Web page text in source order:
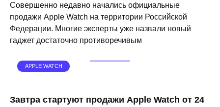
Совершенно недавно начались официальные
продажи Apple Watch на территории Российской
Федерации. Многие эксперты уже назвали новый
гаджет достаточно противоречивым
APPLE WATCH
Завтра стартуют продажи Apple Watch от 24